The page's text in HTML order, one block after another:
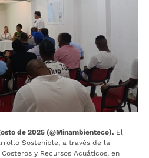
de 2025 (@Minambienteco). El
Sostenible, a través de la
y Recursos Acuáticos, en